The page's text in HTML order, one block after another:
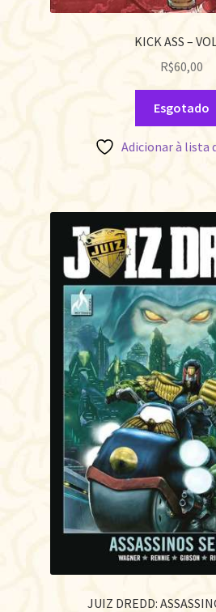
KICK ASS –
R$60,00
Esgotado
Adicionar à lista
JUIZ DREDD: